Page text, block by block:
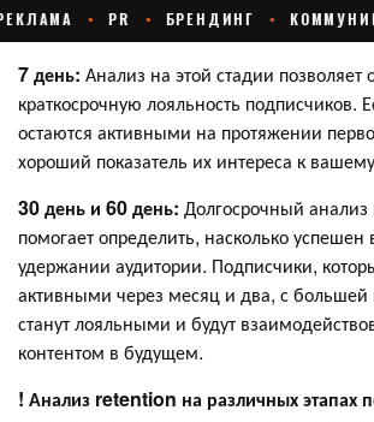
7 день: Анализ на этой стадии позволяет
краткосрочную лояльность подписчиков.
остаются активными на протяжении
хороший показатель их интереса к
30 день и 60 день: Долгосрочный
помогает определить, насколько успешен
удержании аудитории. Подписчики,
активными через месяц и два, с большей
станут лояльными и будут
контентом в будущем.
! Анализ retention на различных этапах